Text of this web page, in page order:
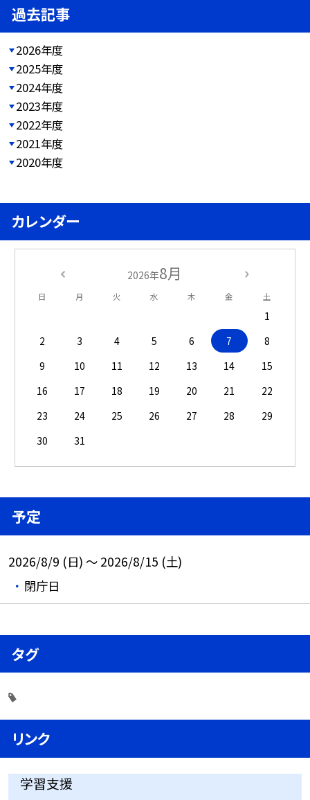
過去記事
2026年度
2025年度
2024年度
2023年度
2022年度
2021年度
2020年度
カレンダー
2026年8月
日 月 火 水 木 金 土
1
2
3 4 5 6 7
8
9
10 11 12 13 14
15
16
17 18 19 20 21
22
23
24 25 26 27 28
29
30
31
予定
2026/8/9 (日) ～ 2026/8/15 (土)
閉庁日
タグ
リンク
学習支援